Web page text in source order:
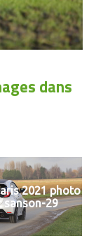
dans
2021 photo
sanson-29